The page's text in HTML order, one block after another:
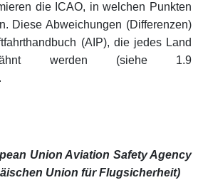
die ICAO, in welchen Punkten
Diese Abweichungen (Differenzen)
(AIP), die jedes Land
werden (siehe 1.9
Union Aviation Safety Agency
Union für Flugsicherheit)